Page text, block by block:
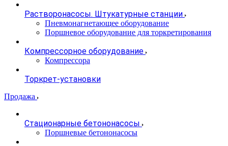
Растворонасосы. Штукатурные станции
Пневмонагнетающее оборудование
Поршневое оборудование для торкретирования
Компрессорное оборудование
Компрессора
Торкрет-установки
Продажа
Стационарные бетононасосы
Поршневые бетононасосы